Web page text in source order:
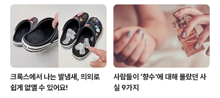
시켜 준다. '양파 주스'를 꾸준히 마시는 것도 좋은 방법이
다. 2. 가려움 완화벌레나 모기에 물려 '가려움증'을 호소하
고 있는 사람이라면 양파를 얇게 썰어 가려운 부위 위에 올
려보자. 양파에는 가려..
크록스에서 나는 발냄새, 의외로
쉽게 없앨 수 있어요!
사람들이 '향수'에 대해 몰랐던 사
실 9가지